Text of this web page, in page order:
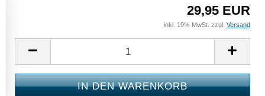
29,95 EUR
inkl. 19% MwSt. zzgl. Versand